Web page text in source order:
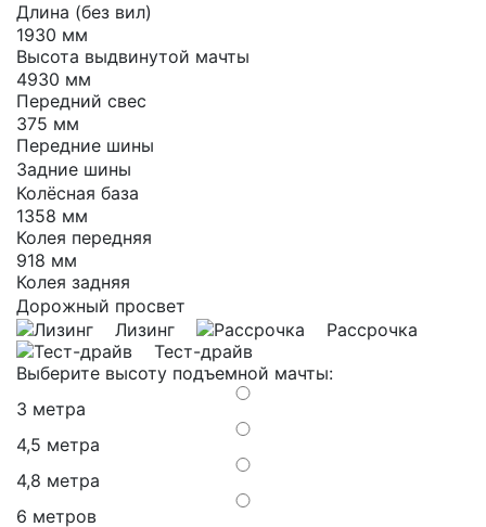
Длина (без вил)
1930 мм
Высота выдвинутой мачты
4930 мм
Передний свес
375 мм
Передние шины
Задние шины
Колёсная база
1358 мм
Колея передняя
918 мм
Колея задняя
Дорожный просвет
Лизинг
Рассрочка
Тест-драйв
Выберите высоту подъемной мачты:
3 метра
4,5 метра
4,8 метра
6 метров